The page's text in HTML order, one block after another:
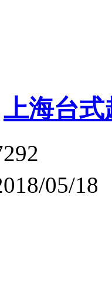
上海台式
05/18